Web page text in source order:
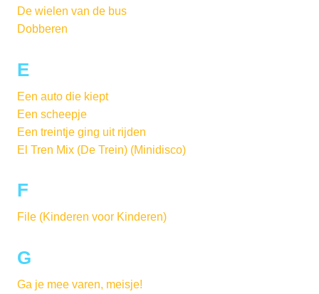
De wielen van de bus
Dobberen
E
Een auto die kiept
Een scheepje
Een treintje ging uit rijden
El Tren Mix (De Trein) (Minidisco)
F
File (Kinderen voor Kinderen)
G
Ga je mee varen, meisje!